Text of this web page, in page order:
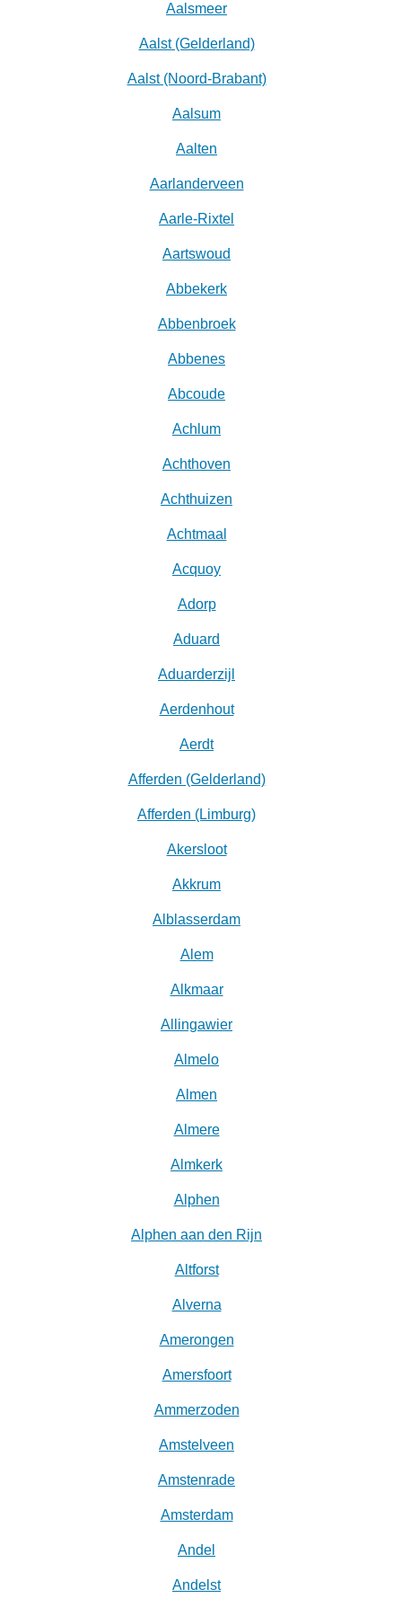
Aalsmeer
Aalst (Gelderland)
Aalst (Noord-Brabant)
Aalsum
Aalten
Aarlanderveen
Aarle-Rixtel
Aartswoud
Abbekerk
Abbenbroek
Abbenes
Abcoude
Achlum
Achthoven
Achthuizen
Achtmaal
Acquoy
Adorp
Aduard
Aduarderzijl
Aerdenhout
Aerdt
Afferden (Gelderland)
Afferden (Limburg)
Akersloot
Akkrum
Alblasserdam
Alem
Alkmaar
Allingawier
Almelo
Almen
Almere
Almkerk
Alphen
Alphen aan den Rijn
Altforst
Alverna
Amerongen
Amersfoort
Ammerzoden
Amstelveen
Amstenrade
Amsterdam
Andel
Andelst